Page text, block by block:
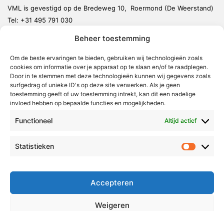
Beheer toestemming
Om de beste ervaringen te bieden, gebruiken wij technologieën zoals
cookies om informatie over je apparaat op te slaan en/of te raadplegen.
Door in te stemmen met deze technologieën kunnen wij gegevens zoals
surfgedrag of unieke ID's op deze site verwerken. Als je geen
toestemming geeft of uw toestemming intrekt, kan dit een nadelige
invloed hebben op bepaalde functies en mogelijkheden.
Functioneel Altijd actief
Statistieken
Accepteren
Weigeren
VML is gevestigd op de Bredeweg 10, Roermond (De Weerstand)
Tel: +31 495 791 030
Weert
Nederweert
Leudal
Maasgouw
Echt-Susteren
Roermond
Radio & TV